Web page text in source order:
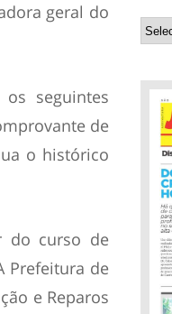
geral do
seguintes
de
o histórico
do curso de
Prefeitura de
e Reparos